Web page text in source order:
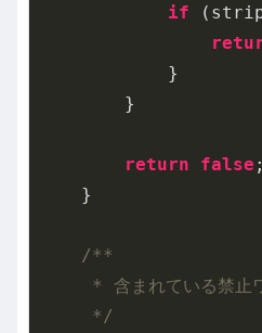
if
            }
        }
return false ;
    }
/**
* 含まれている禁止
     */